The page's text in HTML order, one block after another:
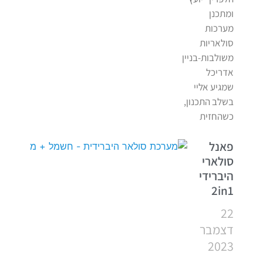
ומתכנן
מערכות
סולאריות
משולבות-בניין
אדריכל
שמגיע אליי
בשלב התכנון,
כשהחזית
פאנל
סולארי
היברידי
2in1
22
דצמבר
2023